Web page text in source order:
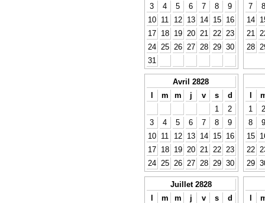
3
4 5 6 7 8
9
10
11 12 13 14 15
16
17
18 19 20 21 22
23
24
25 26 27 28 29 30
31
7
8
14
21
28
Avril 2828
l
m m j v s
d
1
2
3
4 5 6 7 8
9
10
11 12 13 14 15
16
17
18 19 20 21 22
23
24
25 26 27 28 29 30
l
1
2
8
9
15
22
29
Juillet 2828
l
m m j v s
d
l